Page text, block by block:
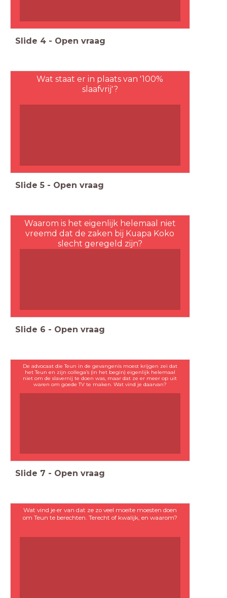
Slide 4 - Open vraag
Wat staat er in plaats van '100%
slaafvrij'?
Slide 5 - Open vraag
Waarom is het eigenlijk helemaal niet
vreemd dat de zaken bij Kuapa Koko
slecht geregeld zijn?
Slide 6 - Open vraag
De advocaat die Teun in de gevangenis moest krijgen zei dat
het Teun en zijn collega’s (in het begin) eigenlijk helemaal
niet om de slavernij te doen was, maar dat ze er meer op uit
waren om goede TV te maken. Wat vind je daarvan?
Slide 7 - Open vraag
Wat vind je er van dat ze zo veel moeite moesten doen
om Teun te berechten. Terecht of kwalijk, en waarom?